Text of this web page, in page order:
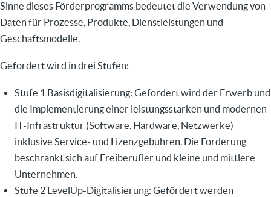
Sinne dieses Förderprogramms bedeutet die Verwendung von
Daten für Prozesse, Produkte, Dienstleistungen und
Geschäftsmodelle.
Gefördert wird in drei Stufen:
Stufe 1 Basisdigitalisierung: Gefördert wird der Erwerb und
die Implementierung einer leistungsstarken und modernen
IT-Infrastruktur (Software, Hardware, Netzwerke)
inklusive Service- und Lizenzgebühren. Die Förderung
beschränkt sich auf Freiberufler und kleine und mittlere
Unternehmen.
Stufe 2 LevelUp-Digitalisierung: Gefördert werden